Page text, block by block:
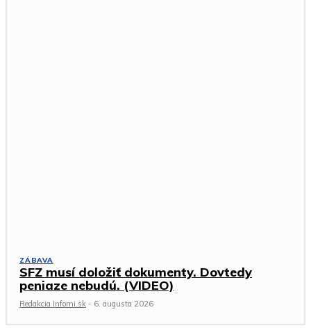
ZÁBAVA
SFZ musí doložiť dokumenty. Dovtedy
peniaze nebudú. (VIDEO)
Redakcia Infomi.sk - 6. augusta 2026